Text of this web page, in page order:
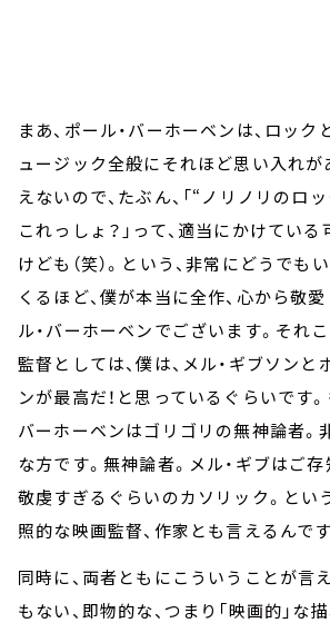
まあ、ポール・バーホーベンは、ロック
ュージック全般にそれほど思い入れが
えないので、たぶん、「“ノリノリのロ
これっしょ？」って、適当にかけてい
けども（笑）。という、非常にどうでも
くるほど、僕が本当に全作、心から敬
ル・バーホーベンでございます。それ
監督としては、僕は、メル・ギブソンと
ンが最高だ！と思っているぐらいです。
バーホーベンはゴリゴリの無神論者。
な方です。無神論者。メル・ギブはご
敬虔すぎるぐらいのカソリック。とい
照的な映画監督、作家とも言えるんで
同時に、両者ともにこういうことが言
もない、即物的な、つまり「映画的」な